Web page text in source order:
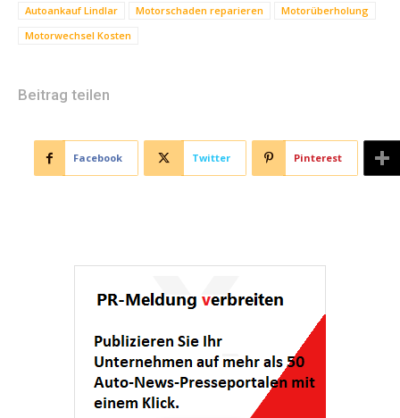
Autoankauf Lindlar
Motorschaden reparieren
Motorüberholung
Motorwechsel Kosten
Beitrag teilen
Facebook Twitter Pinterest